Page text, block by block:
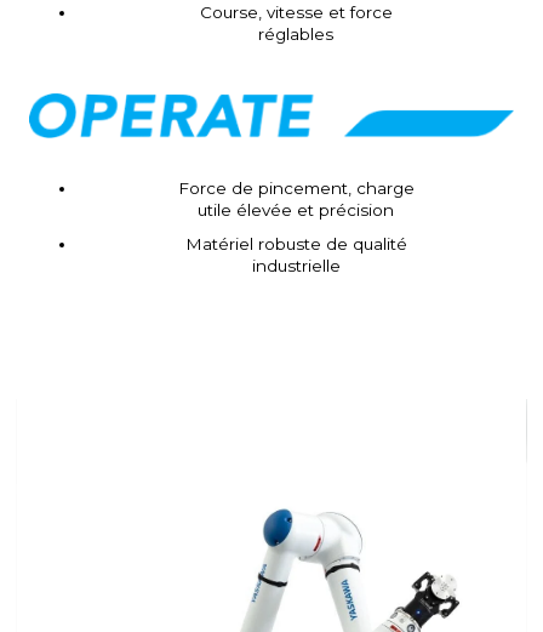
Course, vitesse et force
réglables
Force de pincement, charge
utile élevée et précision
Matériel robuste de qualité
industrielle